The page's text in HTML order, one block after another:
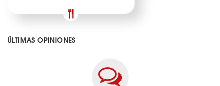
ÚLTIMAS OPINIONES